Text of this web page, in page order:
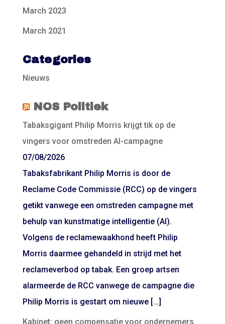
March 2023
March 2021
Categories
Nieuws
NOS Politiek
Tabaksgigant Philip Morris krijgt tik op de
vingers voor omstreden AI-campagne
07/08/2026
Tabaksfabrikant Philip Morris is door de
Reclame Code Commissie (RCC) op de vingers
getikt vanwege een omstreden campagne met
behulp van kunstmatige intelligentie (AI).
Volgens de reclamewaakhond heeft Philip
Morris daarmee gehandeld in strijd met het
reclameverbod op tabak. Een groep artsen
alarmeerde de RCC vanwege de campagne die
Philip Morris is gestart om nieuwe […]
Kabinet: geen compensatie voor ondernemers